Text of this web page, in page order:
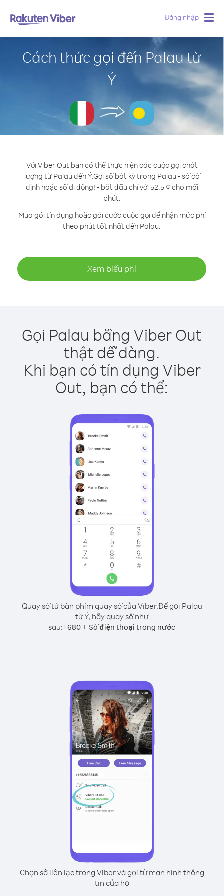
Đăng nhập
Cách thức gọi đến Palau từ
Ý
Với Viber Out bạn có thể thực hiện các cuộc gọi chất
lượng từ Palau đến Ý.Gọi số bất kỳ trong Palau - số cố
định hoặc số di động! - bắt đầu chỉ với 52.5 ¢ cho mỗi
phút.
Mua gói tín dụng hoặc gói cước cuộc gọi để nhận mức phí
theo phút tốt nhất đến Palau.
Xem biểu phí
Gọi Palau bằng Viber Out
thật dễ dàng.
Khi bạn có tín dụng Viber
Out, bạn có thể:
Quay số từ bàn phím quay số của Viber.Để gọi Palau
từ Ý, hãy quay số như
sau:+680 + Số điện thoại trong nước
Chọn số liên lạc trong Viber và gọi từ màn hình thông
tin của họ